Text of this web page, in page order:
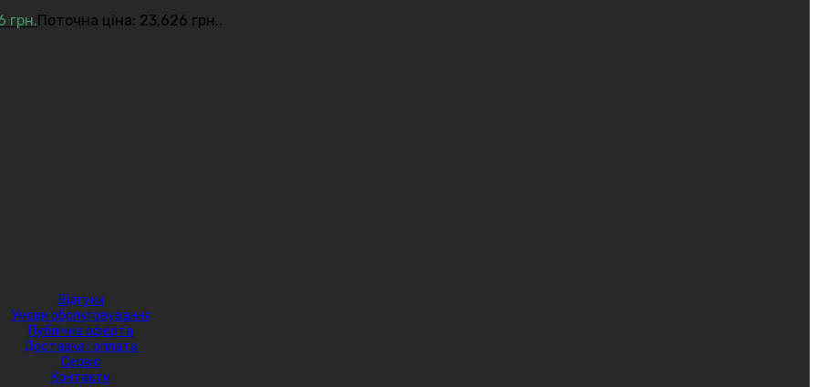
грн.Поточна ціна: 23,626 грн..
Відгуки
Умови обслуговування
Публічна оферта
Доставка і оплата
Сервіс
Контакти